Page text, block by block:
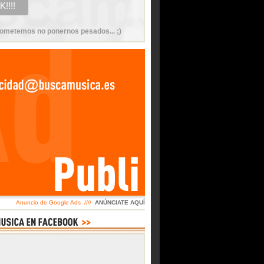
no ponernos pesados... ;)
Anuncio de Google Ads //// ANÚNCIATE AQUÍ